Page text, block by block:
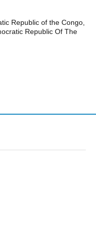
Republic of the Congo,
Republic Of The